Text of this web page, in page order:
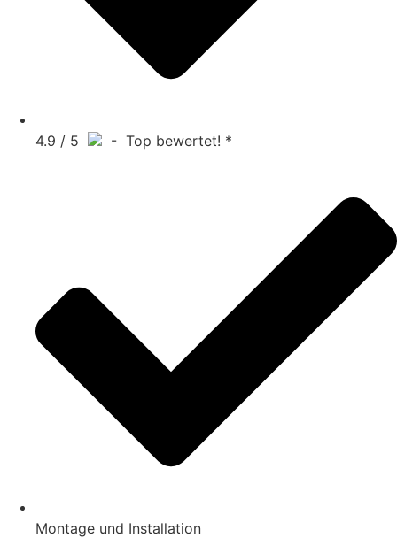
4.9 / 5 - Top bewertet! *
Montage und Installation